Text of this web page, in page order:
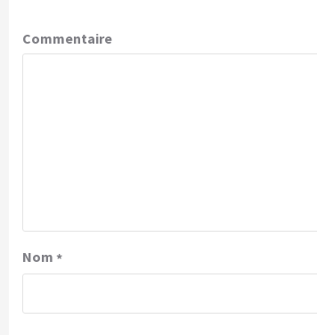
Commentaire
Nom *